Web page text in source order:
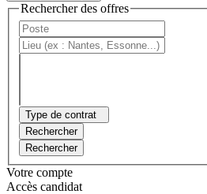
Rechercher des offres
Type de contrat
Rechercher
Rechercher
Votre compte
Accès candidat